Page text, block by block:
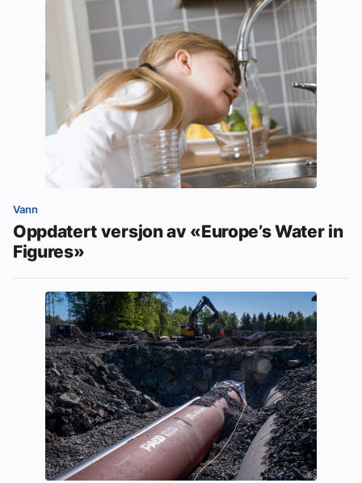
Vann
Oppdatert versjon av «Europe’s Water in
Figures»